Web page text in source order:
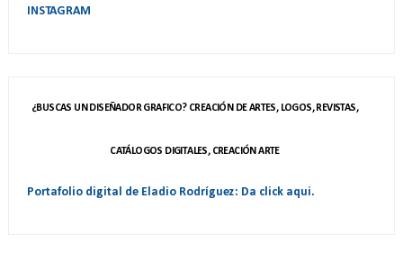
INSTAGRAM
¿BUSCAS UN DISEÑADOR GRAFICO? CREACIÓN DE ARTES, LOGOS, REVISTAS,
CATÁLOGOS DIGITALES, CREACIÓN ARTE
Portafolio digital de Eladio Rodríguez: Da click aqui.